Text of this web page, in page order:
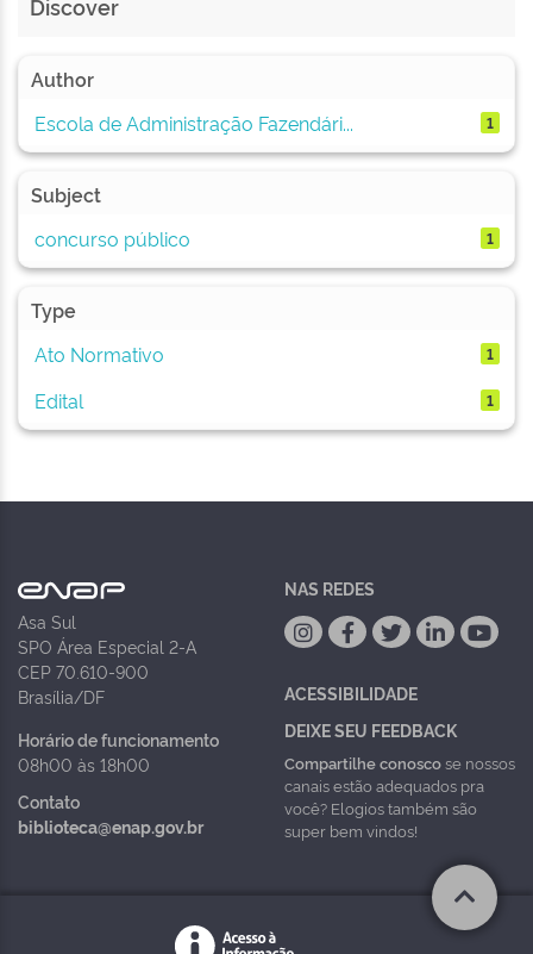
Discover
Author
Escola de Administração Fazendári...
1
Subject
concurso público
1
Type
Ato Normativo
1
Edital 1
Asa Sul
SPO Área Especial 2-A
CEP 70.610-900
Brasília/DF
Horário de funcionamento
08h00 às 18h00
Contato
biblioteca@enap.gov.br
NAS REDES
ACESSIBILIDADE
DEIXE SEU FEEDBACK
Compartilhe conoscose nossos
canais estão adequados pra
você? Elogios também são
super bem vindos!